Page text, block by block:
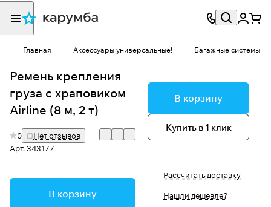
Главная Аксессуары универсальные! Багажные системы
Ремень крепления
груза с храповиком
Airline (8 м, 2 т)
0
Нет отзывов
Арт.343177
В корзину
В корзину
Купить в 1 клик
Рассчитать доставку
Нашли дешевле?